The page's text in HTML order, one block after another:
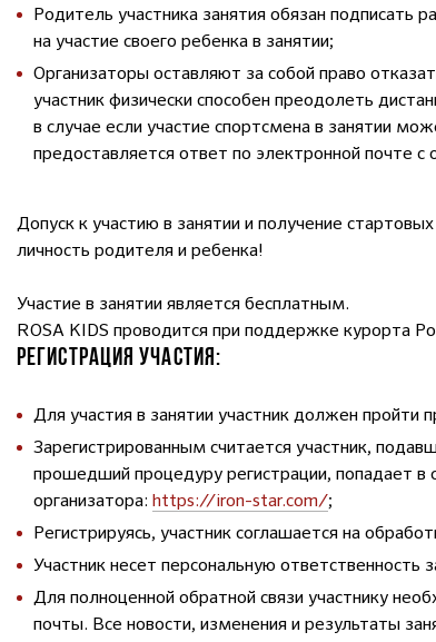
Родитель участника занятия обязан подписать
на участие своего ребенка в занятии;
Организаторы оставляют за собой право
участник физически способен преодолеть
в случае если участие спортсмена в занятии
предоставляется ответ по электронной почте с
Допуск к участию в занятии и получение
личность родителя и ребенка!
Участие в занятии является бесплатным.
ROSA KIDS проводится при поддержке курорта
РЕГИСТРАЦИЯ УЧАСТИЯ:
Для участия в занятии участник должен пройти
Зарегистрированным считается участник,
прошедший процедуру регистрации, попадает в
организатора: https://iron-star.com/;
Регистрируясь, участник соглашается на
Участник несет персональную ответственность
Для полноценной обратной связи участнику
почты. Все новости, изменения и результаты